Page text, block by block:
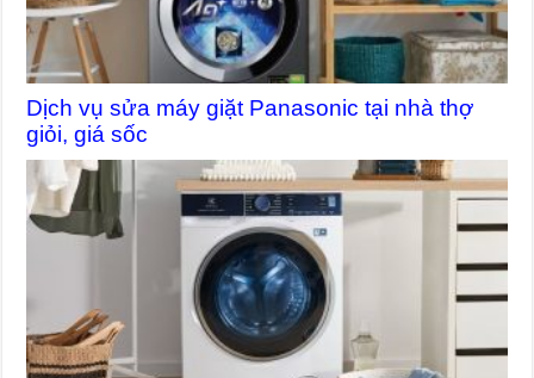
Dịch vụ sửa máy giặt Panasonic tại nhà thợ
giỏi, giá sốc